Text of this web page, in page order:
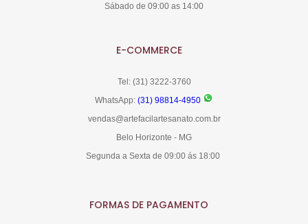
Sábado de 09:00 as 14:00
E-COMMERCE
Tel: (31) 3222-3760
WhatsApp: (31) 98814-4950
vendas@artefacilartesanato.com.br
Belo Horizonte - MG
Segunda a Sexta de 09:00 ás 18:00
FORMAS DE PAGAMENTO